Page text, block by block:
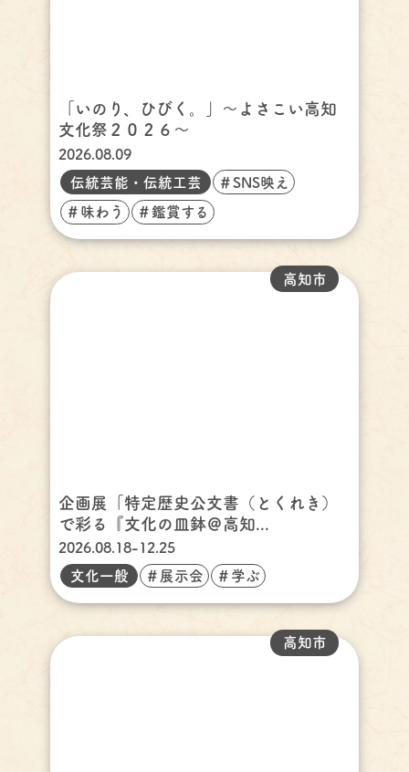
「いのり、ひびく。」～よさこい高知
文化祭２０２６～
2026.08.09
伝統芸能・伝統工芸
＃SNS映え
＃味わう ＃鑑賞する
企画展「特定歴史公文書（とくれき）
で彩る『文化の皿鉢＠高知...
高知市
2026.08.18-12.25
文化一般
＃展示会 ＃学ぶ
高知市